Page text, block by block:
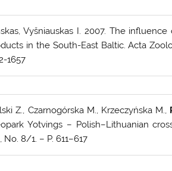
Vyšniauskas I. 2007. The
in the South-East Baltic. Acta
1657
Z., Czarnogórska M., Krzeczyńska M.,
Yotvings – Polish–Lithuanian
8/1. – P. 611–617